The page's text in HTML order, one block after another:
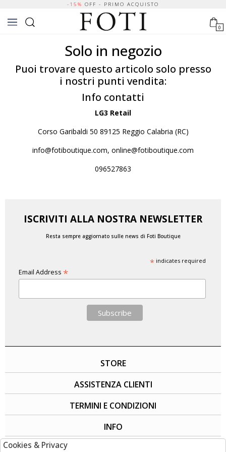
-15% OFF - PRIMO ACQUISTO
0
Solo in negozio
Puoi trovare questo articolo solo presso
i nostri punti vendita:
Info contatti
LG3 Retail
Corso Garibaldi 50 89125 Reggio Calabria (RC)
info@fotiboutique.com, online@fotiboutique.com
096527863
ISCRIVITI ALLA NOSTRA NEWSLETTER
Resta sempre aggiornato sulle news di Foti Boutique
*indicates required
Email Address *
STORE
ASSISTENZA CLIENTI
TERMINI E CONDIZIONI
INFO
Cookies & Privacy